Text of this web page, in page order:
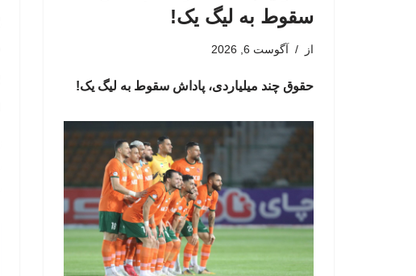
سقوط به لیگ یک!
از آگوست 6, 2026
حقوق چند میلیاردی، پاداش سقوط به لیگ یک!